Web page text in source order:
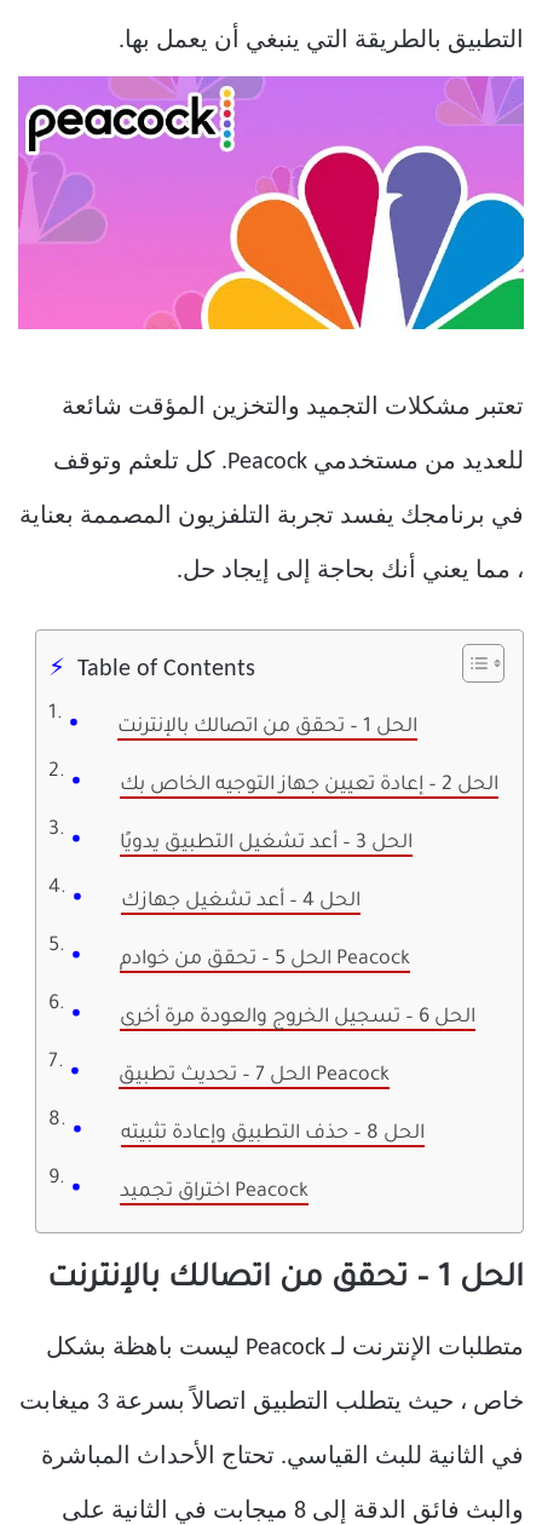
التطبيق بالطريقة التي ينبغي أن يعمل بها.
تعتبر مشكلات التجميد والتخزين المؤقت شائعة
للعديد من مستخدمي Peacock. كل تلعثم وتوقف
في برنامجك يفسد تجربة التلفزيون المصممة بعناية
، مما يعني أنك بحاجة إلى إيجاد حل.
Table of Contents
الحل 1 – تحقق من اتصالك بالإنترنت
الحل 2 – إعادة تعيين جهاز التوجيه الخاص بك
الحل 3 – أعد تشغيل التطبيق يدويًا
الحل 4 – أعد تشغيل جهازك
الحل 5 – تحقق من خوادم Peacock
الحل 6 – تسجيل الخروج والعودة مرة أخرى
الحل 7 – تحديث تطبيق Peacock
الحل 8 – حذف التطبيق وإعادة تثبيته
اختراق تجميد Peacock
الحل 1 – تحقق من اتصالك بالإنترنت
متطلبات الإنترنت لـ Peacock ليست باهظة بشكل
خاص ، حيث يتطلب التطبيق اتصالاً بسرعة 3 ميغابت
في الثانية للبث القياسي. تحتاج الأحداث المباشرة
والبث فائق الدقة إلى 8 ميجابت في الثانية على